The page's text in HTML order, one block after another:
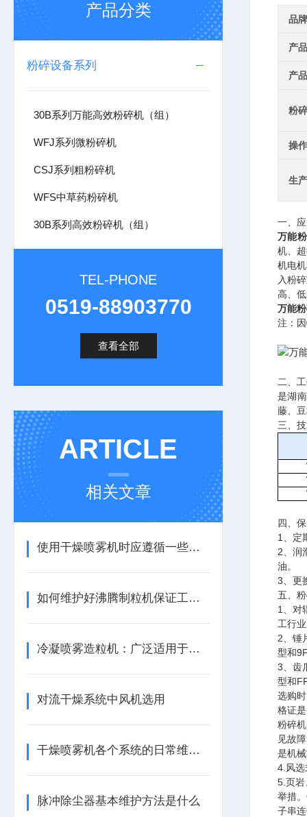
产品分类
粉碎设备系列
30B系列万能高效粉碎机（组）
WFJ系列微粉碎机
CSJ系列粗粉碎机
WFS中草药粉碎机
30B系列高效粉碎机（组）
TEL-PHONE
0519-88903770
查看全部
ARTICLE
相关文章
使用干燥喷雾机时应遵循一些操作规范
如何维护好沸腾制粒机保证工作的顺利进行
冷凝喷雾造粒机：广泛适用于多种物料
对流干燥系统中风机选用
干燥喷雾机各个系统的日常维护工作
脉冲除尘器基本维护方法是什么
品牌
产
产
粉
操
生
一、
万能
机、
机电
入粉
高、
万能
注：
二、
是湖
藤、
三、
四、
1、定
2、润
油。
3、更
五、
1、对
工行
2、锤
型和
3、齿
型和
选购
格证
粉碎
见故
是机
4.风选
5.页
举措
子串